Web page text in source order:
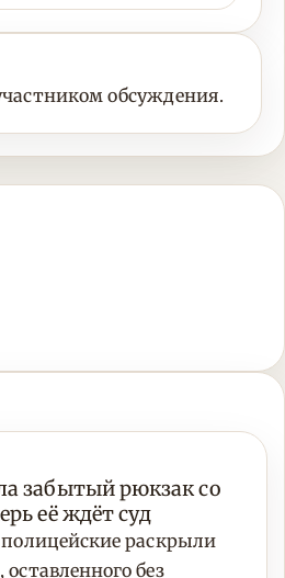
обсуждения.
забытый рюкзак со
её ждёт суд
раскрыли
без